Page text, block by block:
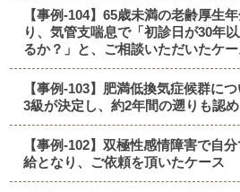
【事例-104】65歳未満の老齢厚生
り、気管支喘息で「初診日が30年
るか？」と、ご相談いただいたケー
【事例-103】肥満低換気症候群に
3級が決定し、約2年間の遡りも認
【事例-102】双極性感情障害で自
給となり、ご依頼を頂いたケース